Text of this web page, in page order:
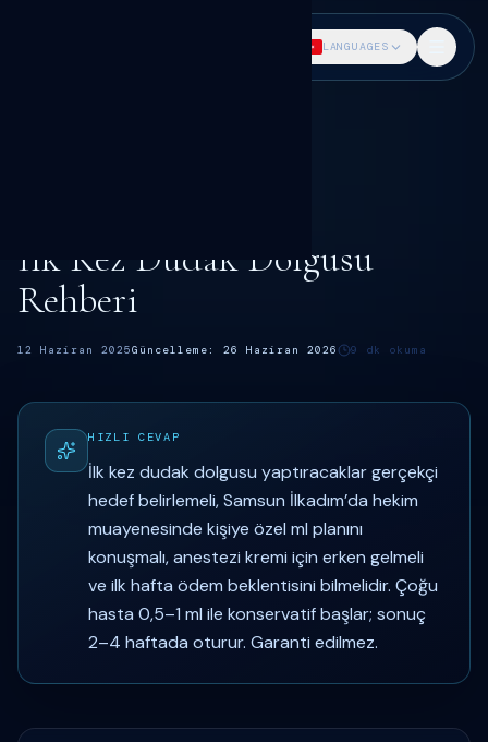
LANGUAGES
İlk Kez Dudak Dolgusu
Rehberi
12 Haziran 2025Güncelleme: 26 Haziran 2026 9 dk okuma
HIZLI CEVAP
İlk kez dudak dolgusu yaptıracaklar gerçekçi
hedef belirlemeli, Samsun İlkadım’da hekim
muayenesinde kişiye özel ml planını
konuşmalı, anestezi kremi için erken gelmeli
ve ilk hafta ödem beklentisini bilmelidir. Çoğu
hasta 0,5–1 ml ile konservatif başlar; sonuç
2–4 haftada oturur. Garanti edilmez.